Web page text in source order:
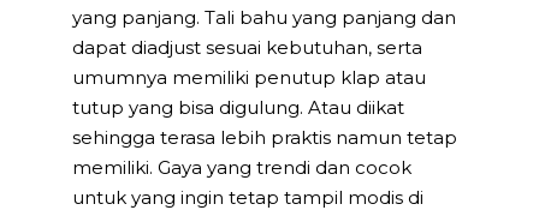
yang panjang. Tali bahu yang panjang dan
dapat diadjust sesuai kebutuhan, serta
umumnya memiliki penutup klap atau
tutup yang bisa digulung. Atau diikat
sehingga terasa lebih praktis namun tetap
memiliki. Gaya yang trendi dan cocok
untuk yang ingin tetap tampil modis di